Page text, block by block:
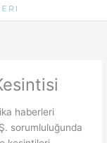
haberleri
sorumluluğunda